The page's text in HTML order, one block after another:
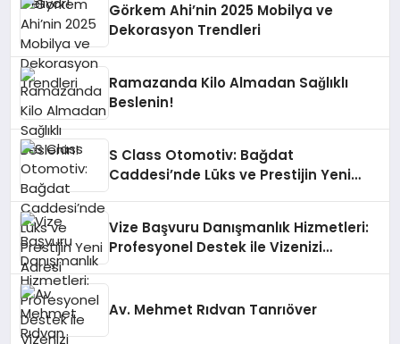
Görkem Ahi’nin 2025 Mobilya ve
Dekorasyon Trendleri
Ramazanda Kilo Almadan Sağlıklı
Beslenin!
S Class Otomotiv: Bağdat
Caddesi’nde Lüks ve Prestijin Yeni
Vize Başvuru Danışmanlık Hizmetleri:
Profesyonel Destek ile Vizenizi
Av. Mehmet Rıdvan Tanrıöver